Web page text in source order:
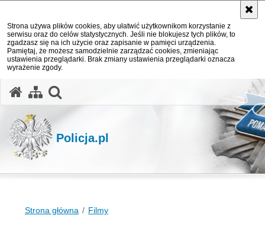
Strona używa plików cookies, aby ułatwić użytkownikom korzystanie z
serwisu oraz do celów statystycznych. Jeśli nie blokujesz tych plików, to
zgadzasz się na ich użycie oraz zapisanie w pamięci urządzenia.
Pamiętaj, że możesz samodzielnie zarządzać cookies, zmieniając
ustawienia przeglądarki. Brak zmiany ustawienia przeglądarki oznacza
wyrażenie zgody.
Policja.pl
Strona główna Filmy